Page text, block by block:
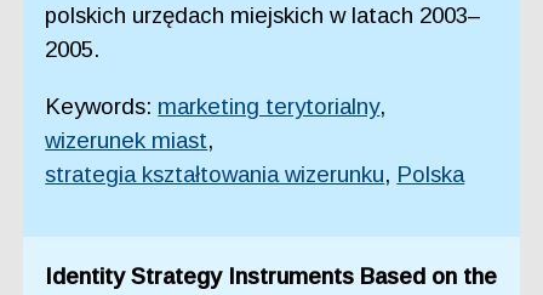
polskich urzędach miejskich w latach 2003–
2005.
Keywords: marketing terytorialny,
wizerunek miast,
strategia kształtowania wizerunku, Polska
Identity Strategy Instruments Based on the